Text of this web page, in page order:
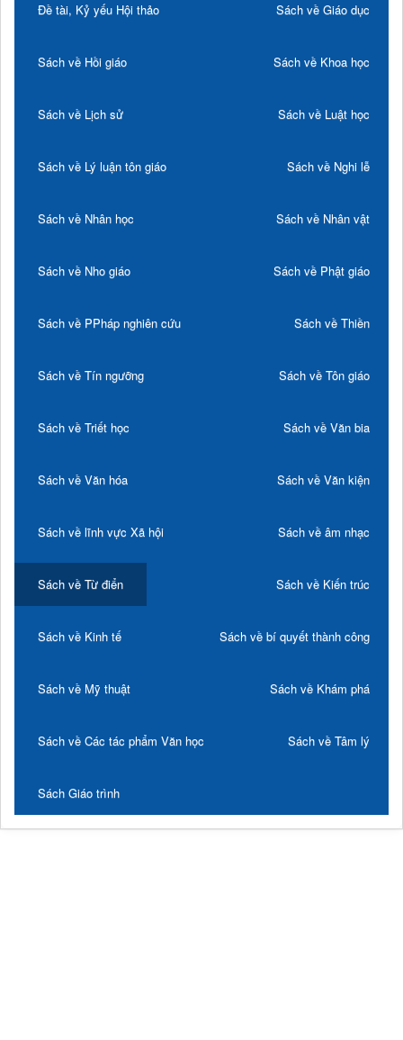
Đề tài, Kỷ yếu Hội thảo Sách về Giáo dục
Sách về Hồi giáo Sách về Khoa học
Sách về Lịch sử Sách về Luật học
Sách về Lý luận tôn giáo Sách về Nghi lễ
Sách về Nhân học Sách về Nhân vật
Sách về Nho giáo Sách về Phật giáo
Sách về PPháp nghiên cứu Sách về Thiền
Sách về Tín ngưỡng Sách về Tôn giáo
Sách về Triết học Sách về Văn bia
Sách về Văn hóa Sách về Văn kiện
Sách về lĩnh vực Xã hội Sách về âm nhạc
Sách về Từ điển Sách về Kiến trúc
Sách về Kinh tế Sách về bí quyết thành công
Sách về Mỹ thuật Sách về Khám phá
Sách về Các tác phẩm Văn học Sách về Tâm lý
Sách Giáo trình